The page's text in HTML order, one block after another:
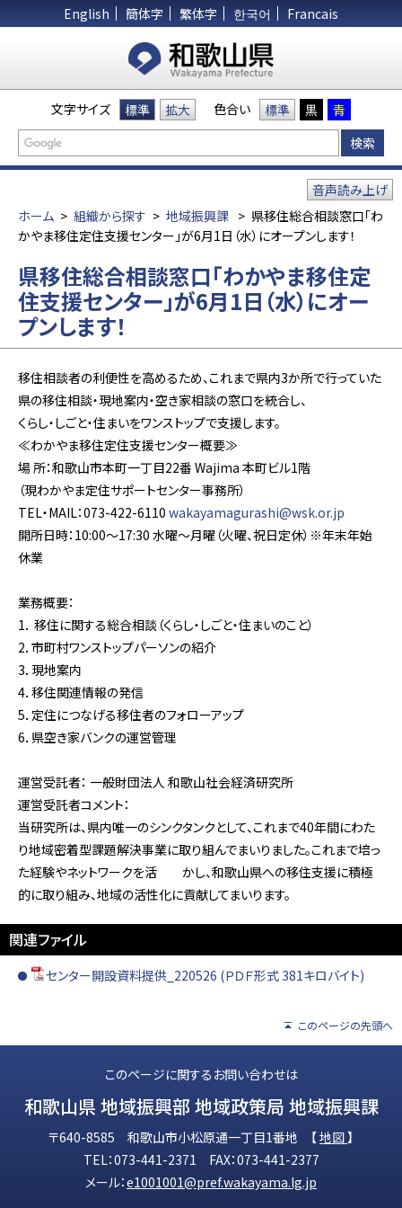
English 簡体字 繁体字 한국어 Francais
文字サイズ 標準 拡大 色合い 標準 黒 青
ホーム > 組織から探す > 地域振興課 > 県移住総合相談窓口「わ
かやま移住定住支援センター」が6月1日（水）にオープンします！
音声読み上げ
県移住総合相談窓口「わかやま移住定
住支援センター」が6月1日（水）にオー
プンします！
移住相談者の利便性を高めるため、これまで県内3か所で行っていた
県の移住相談・現地案内・空き家相談の窓口を統合し、
くらし・しごと・住まいをワンストップで支援します。
≪わかやま移住定住支援センター概要≫
場 所：和歌山市本町一丁目22番 Wajima 本町ビル1階
（現わかやま定住サポートセンター事務所）
TEL・MAIL：073-422-6110 wakayamagurashi@wsk.or.jp
開所日時：10:00～17:30 水曜～月曜（火曜、祝日定休）※年末年始
休業
業務概要：
1． 移住に関する総合相談（くらし・しごと・住まいのこと）
2．市町村ワンストップパーソンの紹介
3．現地案内
4．移住関連情報の発信
5．定住につなげる移住者のフォローアップ
6．県空き家バンクの運営管理
運営受託者： 一般財団法人 和歌山社会経済研究所
運営受託者コメント：
当研究所は、県内唯一のシンクタンクとして、これまで40年間にわた
り地域密着型課題解決事業に取り組んでまいりました。これまで培っ
た経験やネットワークを活 かし、和歌山県への移住支援に積極
的に取り組み、地域の活性化に貢献してまいります。
関連ファイル
センター開設資料提供_220526 (ＰＤＦ形式 381キロバイト)
このページの先頭へ
このページに関するお問い合わせは
和歌山県 地域振興部 地域政策局 地域振興課
〒640-8585 和歌山市小松原通一丁目1番地 【地図】
TEL：073-441-2371 FAX：073-441-2377
メール：e1001001@pref.wakayama.lg.jp